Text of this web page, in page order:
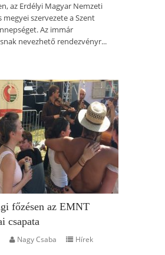
az Erdélyi Magyar Nemzeti
megyei szervezete a Szent
Az immár
nevezhető rendezvényr...
főzésen az EMNT
csapata
Nagy Csaba Hírek